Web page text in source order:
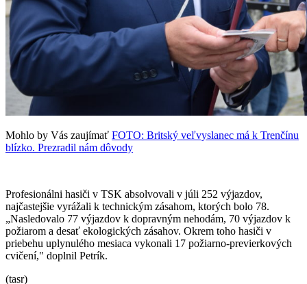
Mohlo by Vás zaujímať FOTO: Britský veľvyslanec má k Trenčínu
blízko. Prezradil nám dôvody
Profesionálni hasiči v TSK absolvovali v júli 252 výjazdov,
najčastejšie vyrážali k technickým zásahom, ktorých bolo 78.
„Nasledovalo 77 výjazdov k dopravným nehodám, 70 výjazdov k
požiarom a desať ekologických zásahov. Okrem toho hasiči v
priebehu uplynulého mesiaca vykonali 17 požiarno-previerkových
cvičení," doplnil Petrík.
(tasr)